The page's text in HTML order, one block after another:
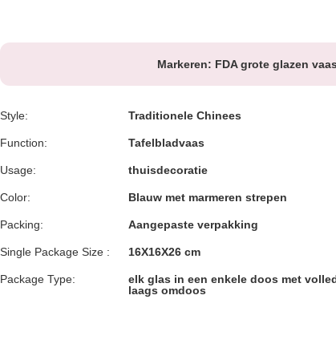
Markeren: FDA grote glazen
Style: Traditionele Chinees
Function: Tafelbladvaas
Usage: thuisdecoratie
Color: Blauw met marmeren strepen
Packing: Aangepaste verpakking
Single Package Size : 16X16X26 cm
Package Type:
elk glas in een enkele doos met
laags omdoos